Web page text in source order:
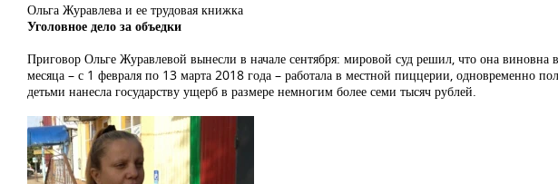
Ольга Журавлева и ее трудовая книжка
Уголовное дело за объедки
Приговор Ольге Журавлевой вынесли в начале сентября: мировой суд решил, что она
месяца – с 1 февраля по 13 марта 2018 года – работала в местной пиццерии, одновременно
детьми нанесла государству ущерб в размере немногим более семи тысяч рублей.